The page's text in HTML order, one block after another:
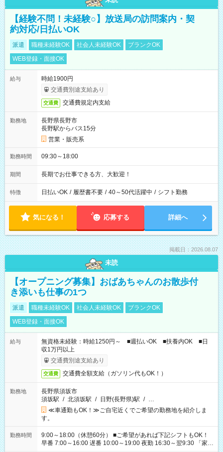
【経験不問！未経験○】放送局の訪問案内・契
約対応/日払いOK
派遣 職種未経験OK 社会人未経験OK
ブランクOK
WEB登録・面接OK
給与
時給1900円
交通費別途支給あり
交通費 交通費規定内支給
勤務地
長野県長野市
長野駅からバス15分
営業・販売系
勤務時間 09:30～18:00
期間 長期でお仕事できる方、大歓迎！
特徴 日払いOK / 履歴書不要 / 40～50代活躍中 / シフト勤務
気になる！ 応募する 詳細へ
掲載日：2026.08.07
未読
【オープニング募集】おばあちゃんのお散歩付
き添いも仕事の1つ
派遣 職種未経験OK 社会人未経験OK
ブランクOK
WEB登録・面接OK
給与
無資格未経験：時給1250円～ ■週払いOK ■扶養内OK ■日
収1万円以上
交通費別途支給あり
交通費 交通費全額支給（ガソリン代もOK！）
勤務地
長野県須坂市
須坂駅 / 北須坂駅 / 日野(長野県)駅 / …
≪車通勤もOK！≫ご自宅近くでご希望の勤務地を紹介しま
す。
勤務時間
9:00～18:00（休憩60分） ■ご希望があれば下記シフトもOK！
早番 7:00～16:00 遅番 10:00～19:00 夜勤 16:30～翌9:30 「家族